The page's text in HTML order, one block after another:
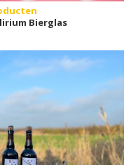
Bierglas